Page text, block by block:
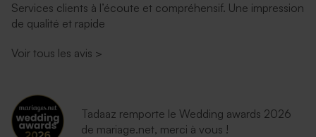
Services clients à l’écoute et compréhensif. Une impression
de qualité et rapide
Voir tous les avis >
Tadaaz remporte le Wedding awards 2026
de mariage.net, merci à vous !